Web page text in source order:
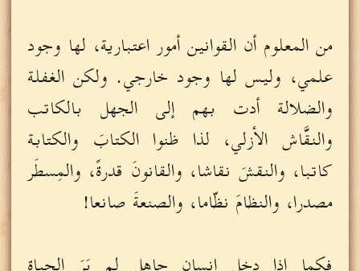
من المعلوم أن القوانين أمور اعتبارية، لها وجود
علمي، وليس لها وجود خارجي. ولكن الغفلة
والضلالة أدت بهم إلى الجهل بالكاتب
والنقَّاش الأزلي، لذا ظنوا الكتابَ والكتابة
كاتبا، والنقشَ نقاشا، والقانونَ قدرةً، والمِسطَر
مصدرا، والنظامَ نظّاما، والصنعةَ صانعا!